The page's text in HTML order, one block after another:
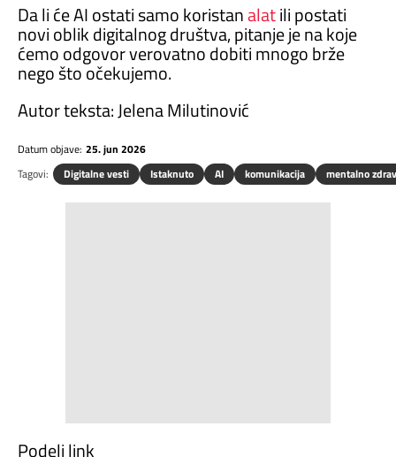
Da li će AI ostati samo koristanalatili postati
novi oblik digitalnog društva, pitanje je na koje
ćemo odgovor verovatno dobiti mnogo brže
nego što očekujemo.
Autor teksta: Jelena Milutinović
Datum objave: 25. jun 2026
Tagovi:
Digitalne vesti Istaknuto AI komunikacija mentalno
Podeli link